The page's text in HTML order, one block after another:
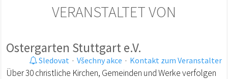
VERANSTALTET VON
Ostergarten Stuttgart e.V.
Sledovat · Všechny akce · Kontakt zum Veranstalter
Über 30 christliche Kirchen, Gemeinden und Werke verfolgen